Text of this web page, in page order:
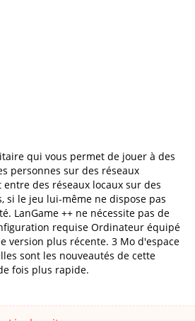
qui vous permet de jouer à des
personnes sur des réseaux
des réseaux locaux sur des
si le jeu lui-même ne dispose pas
LanGame ++ ne nécessite pas de
requise Ordinateur équipé
version plus récente. 3 Mo d'espace
sont les nouveautés de cette
fois plus rapide.